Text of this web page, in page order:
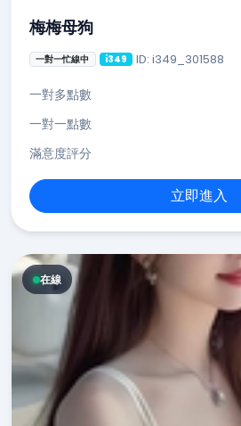
梅梅母狗
一對一忙線中 i349 ID: i349_301588
一對多點數
一對一點數
滿意度評分
立即進入
在線